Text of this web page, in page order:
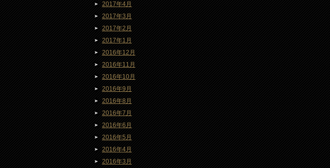
2017年4月
2017年3月
2017年2月
2017年1月
2016年12月
2016年11月
2016年10月
2016年9月
2016年8月
2016年7月
2016年6月
2016年5月
2016年4月
2016年3月